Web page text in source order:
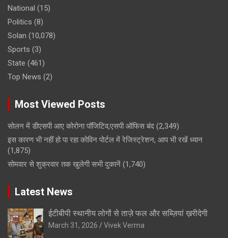
National (15)
Politics (8)
Solan (10,078)
Sports (3)
State (461)
Top News (2)
Most Viewed Posts
सोलन में डीएसपी आए कोरोना पॉजिटिव,एसपी ऑफिस बंद (2,349)
इस कारण भी नहीं हो पा रहा कोविन पोर्टल में रेजिस्ट्रेशन, आप भी रखें ध्यान
(1,875)
सोमवार से शुक्रवार तक खुलेगी सभी दुकानें (1,740)
Latest News
ईटीबीपी स्थानीय लोगों से ताज़े फल और सब्ज़ियां ख़रीदेगी
March 31, 2026 Vivek Verma